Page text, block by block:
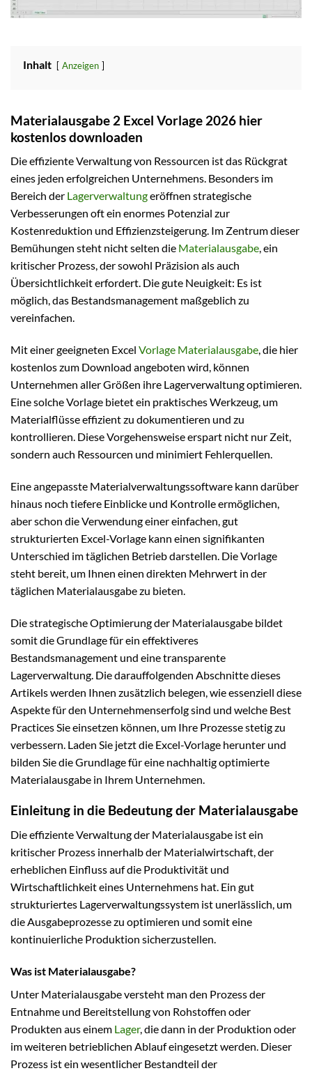
Inhalt Anzeigen
Materialausgabe 2 Excel Vorlage 2026 hier
kostenlos downloaden
Die effiziente Verwaltung von Ressourcen ist das Rückgrat
eines jeden erfolgreichen Unternehmens. Besonders im
Bereich der Lagerverwaltungeröffnen strategische
Verbesserungen oft ein enormes Potenzial zur
Kostenreduktion und Effizienzsteigerung. Im Zentrum dieser
Bemühungen steht nicht selten die Materialausgabe, ein
kritischer Prozess, der sowohl Präzision als auch
Übersichtlichkeit erfordert. Die gute Neuigkeit: Es ist
möglich, das Bestandsmanagement maßgeblich zu
vereinfachen.
Mit einer geeigneten Excel Vorlage Materialausgabe, die hier
kostenlos zum Download angeboten wird, können
Unternehmen aller Größen ihre Lagerverwaltung optimieren.
Eine solche Vorlage bietet ein praktisches Werkzeug, um
Materialflüsse effizient zu dokumentieren und zu
kontrollieren. Diese Vorgehensweise erspart nicht nur Zeit,
sondern auch Ressourcen und minimiert Fehlerquellen.
Eine angepasste Materialverwaltungssoftware kann darüber
hinaus noch tiefere Einblicke und Kontrolle ermöglichen,
aber schon die Verwendung einer einfachen, gut
strukturierten Excel-Vorlage kann einen signifikanten
Unterschied im täglichen Betrieb darstellen. Die Vorlage
steht bereit, um Ihnen einen direkten Mehrwert in der
täglichen Materialausgabe zu bieten.
Die strategische Optimierung der Materialausgabe bildet
somit die Grundlage für ein effektiveres
Bestandsmanagement und eine transparente
Lagerverwaltung. Die darauffolgenden Abschnitte dieses
Artikels werden Ihnen zusätzlich belegen, wie essenziell diese
Aspekte für den Unternehmenserfolg sind und welche Best
Practices Sie einsetzen können, um Ihre Prozesse stetig zu
verbessern. Laden Sie jetzt die Excel-Vorlage herunter und
bilden Sie die Grundlage für eine nachhaltig optimierte
Materialausgabe in Ihrem Unternehmen.
Einleitung in die Bedeutung der Materialausgabe
Die effiziente Verwaltung der Materialausgabe ist ein
kritischer Prozess innerhalb der Materialwirtschaft, der
erheblichen Einfluss auf die Produktivität und
Wirtschaftlichkeit eines Unternehmens hat. Ein gut
strukturiertes Lagerverwaltungssystem ist unerlässlich, um
die Ausgabeprozesse zu optimieren und somit eine
kontinuierliche Produktion sicherzustellen.
Was ist Materialausgabe?
Unter Materialausgabe versteht man den Prozess der
Entnahme und Bereitstellung von Rohstoffen oder
Produkten aus einem Lager, die dann in der Produktion oder
im weiteren betrieblichen Ablauf eingesetzt werden. Dieser
Prozess ist ein wesentlicher Bestandteil der